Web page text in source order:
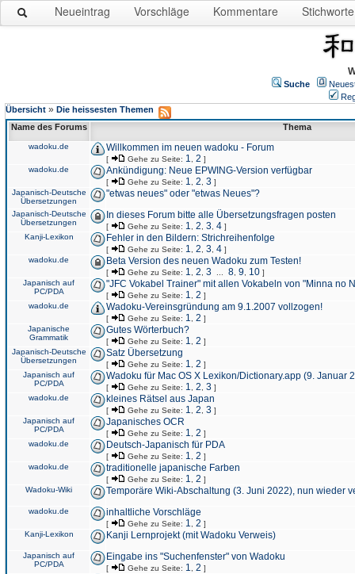
Neueintrag Vorschläge Kommentare Stichworte
Suche
Übersicht » Die heissesten Themen
Name des Forums
Thema
wadoku.de Willkommen im neuen wadoku - Forum
[ Gehe zu Seite: 1 2 ]
wadoku.de
Ankündigung: Neue EPWING-Version verfügbar
[ Gehe zu Seite: 1 2 3 ]
Japanisch-Deutsche
Übersetzungen
"etwas neues" oder "etwas Neues"?
Japanisch-Deutsche
Übersetzungen
In dieses Forum bitte alle Übersetzungsfragen posten
[ Gehe zu Seite: 1 2 3 4 ]
Kanji-Lexikon
Fehler in den Bildern: Strichreihenfolge
[ Gehe zu Seite: 1 2 3 4 ]
wadoku.de
Beta Version des neuen Wadoku zum Testen!
[ Gehe zu Seite: 1 2 3 8 9 10 ]
Japanisch auf
PC/PDA
"JFC Vokabel Trainer" mit allen Vokabeln von "Minna no
[ Gehe zu Seite: 1 2 ]
wadoku.de
Wadoku-Vereinsgründung am 9.1.2007 vollzogen!
[ Gehe zu Seite: 1 2 ]
Japanische
Grammatik
Gutes Wörterbuch?
[ Gehe zu Seite: 1 2 ]
Japanisch-Deutsche
Übersetzungen
Satz Übersetzung
[ Gehe zu Seite: 1 2 ]
Japanisch auf
PC/PDA
Wadoku für Mac OS X Lexikon/Dictionary.app (9. Januar
[ Gehe zu Seite: 1 2 3 ]
wadoku.de
kleines Rätsel aus Japan
[ Gehe zu Seite: 1 2 3 ]
Japanisch auf
PC/PDA
Japanisches OCR
[ Gehe zu Seite: 1 2 ]
wadoku.de
Deutsch-Japanisch für PDA
[ Gehe zu Seite: 1 2 ]
wadoku.de
traditionelle japanische Farben
[ Gehe zu Seite: 1 2 ]
Wadoku-Wiki
Temporäre Wiki-Abschaltung (3. Juni 2022), nun wieder
wadoku.de inhaltliche Vorschläge
[ Gehe zu Seite: 1 2 ]
Kanji-Lexikon
Kanji Lernprojekt (mit Wadoku Verweis)
Japanisch auf
PC/PDA
Eingabe ins "Suchenfenster" von Wadoku
[ Gehe zu Seite: 1 2 ]